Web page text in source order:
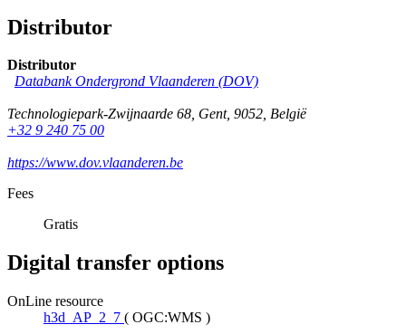
Distributor
Distributor
Databank Ondergrond Vlaanderen (DOV)
Technologiepark-Zwijnaarde 68, Gent, 9052, België
+32 9 240 75 00
https://www.dov.vlaanderen.be
Fees
Gratis
Digital transfer options
OnLine resource
h3d_AP_2_7 ( OGC:WMS )